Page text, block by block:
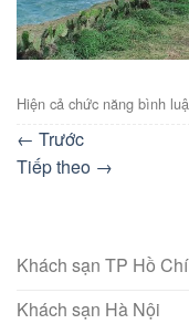
Hiện cả chức năng bình
← Trước
Tiếp theo →
Khách sạn TP Hồ
Khách sạn Hà Nội